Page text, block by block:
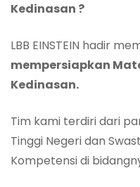
Kedinasan ?
LBB EINSTEIN hadir
mempersiapkan
Kedinasan.
Tim kami terdiri dari
Tinggi Negeri dan
Kompetensi di